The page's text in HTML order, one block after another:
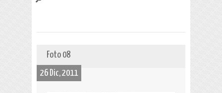
Foto 08
26 Dic, 2011